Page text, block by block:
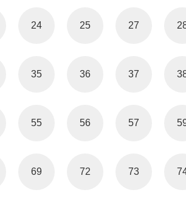
24 25 27
35 36 37
55 56 57
69 72 73